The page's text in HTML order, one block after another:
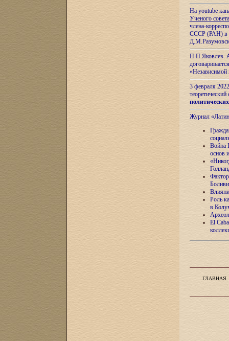
На youtube
Ученого
члена-
СССР (РАН) в
П.П.Яковлев.
«Независимой
3 февраля
теоретический
Журнал
Война
основ
Роль
в
El
ГЛАВНАЯ